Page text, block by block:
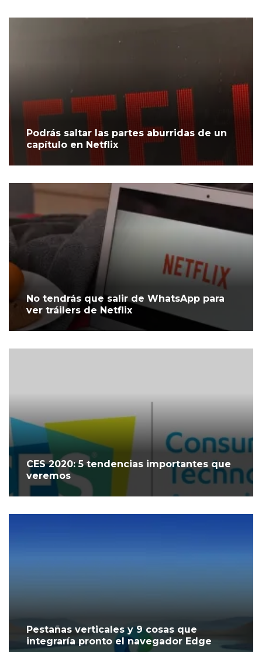
Podrás saltar las partes aburridas de un
capítulo en Netflix
No tendrás que salir de WhatsApp para
ver tráilers de Netflix
CES 2020: 5 tendencias importantes que
veremos
Pestañas verticales y 9 cosas que
integraría pronto el navegador Edge